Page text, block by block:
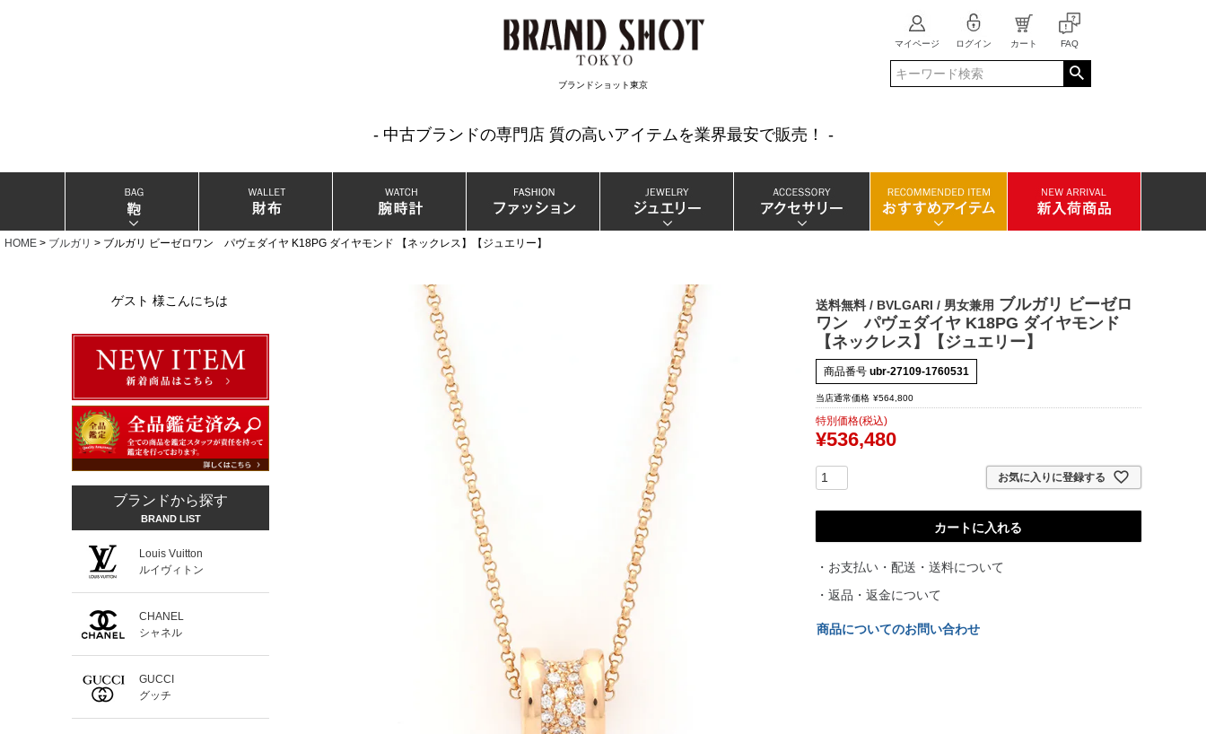
ブランドショット東京
- 中古ブランドの専門店 質の高いアイテムを業界最安で販売！ -
マイページ ログイン カート FAQ
当店厳選ブランドバック
当店厳選ブランドジュエリー
HOME ブルガリ ブルガリ ビーゼロワン パヴェダイヤ K18PG ダイヤモンド 【ネックレス】【ジュエリー】
ゲスト 様こんにちは
ブランドから探す
BRAND LIST
Louis Vuitton
ルイヴィトン
CHANEL
シャネル
GUCCI
グッチ
送料無料 / BVLGARI / 男女兼用 ブルガリ ビーゼロ
ワン パヴェダイヤ K18PG ダイヤモンド
【ネックレス】【ジュエリー】
商品番号 ubr-27109-1760531
当店通常価格 ¥564,800
特別価格(税込)
¥536,480
お気に入りに登録する
カートに入れる
・お支払い・配送・送料について
・返品・返金について
商品についてのお問い合わせ